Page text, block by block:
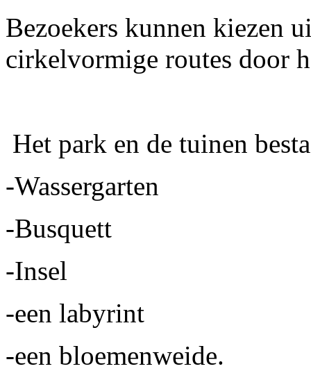
Bezoekers kunnen kiezen
cirkelvormige routes door
Het park en de tuinen
-Wassergarten
-Busquett
-Insel
-een labyrint
-een bloemenweide.